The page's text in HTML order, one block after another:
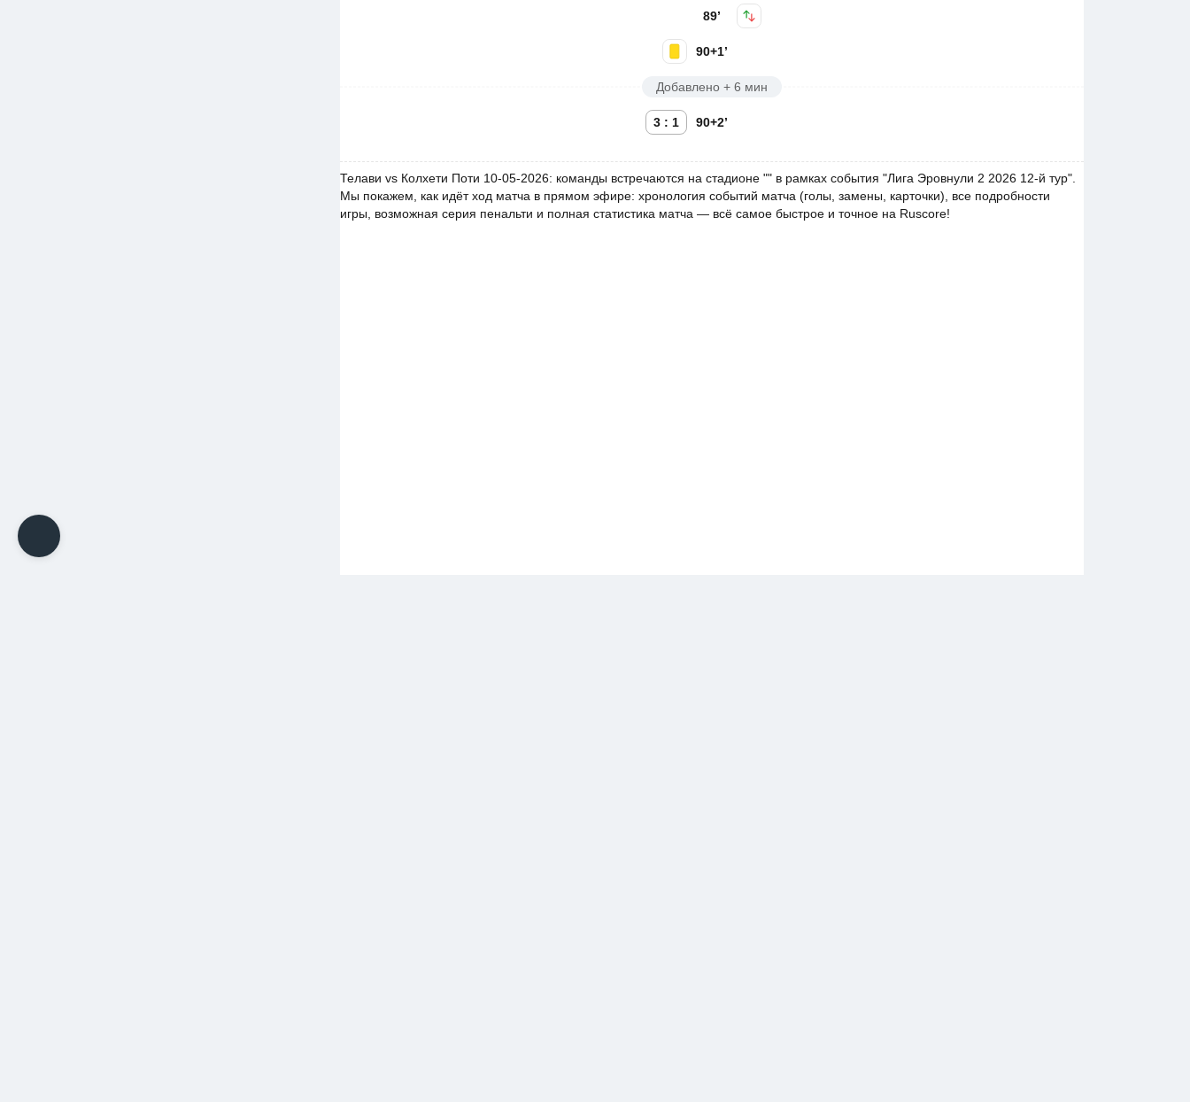
89’
90+1’
Добавлено + 6 мин
3 : 1 90+2’
Телави vs Колхети Поти 10-05-2026: команды встречаются на стадионе "" в рамках события "Лига Эровнули 2 2026 12-й тур".
Мы покажем, как идёт ход матча в прямом эфире: хронология событий матча (голы, замены, карточки), все подробности
игры, возможная серия пенальти и полная статистика матча — всё самое быстрое и точное на Ruscore!